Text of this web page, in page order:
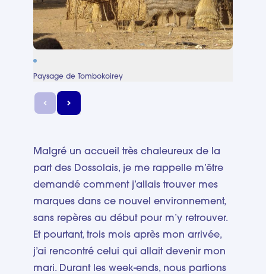
Paysage de Tombokoirey
Malgré un accueil très chaleureux de la
part des Dossolais, je me rappelle m’être
demandé comment j’allais trouver mes
marques dans ce nouvel environnement,
sans repères au début pour m’y retrouver.
Et pourtant, trois mois après mon arrivée,
j’ai rencontré celui qui allait devenir mon
mari. Durant les week-ends, nous partions